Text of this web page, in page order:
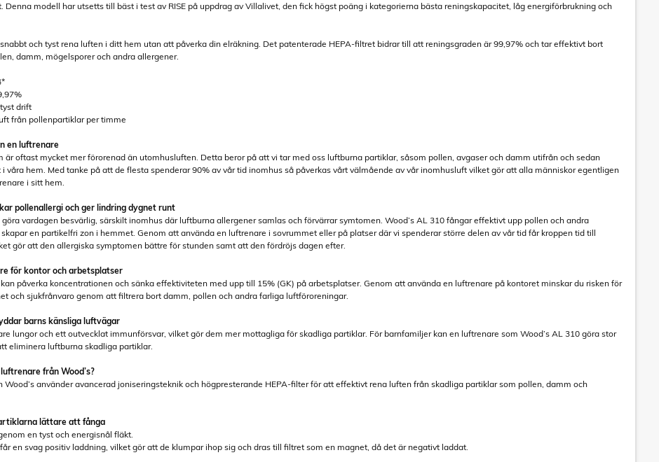
Denna modell har utsetts till bäst i test av RISE på uppdrag av Villalivet, den fick högst poäng i kategorierna bästa reningskapacitet, låg energiförbrukning och
och tyst rena luften i ditt hem utan att påverka din elräkning. Det patenterade HEPA-filtret bidrar till att reningsgraden är 99,97% och tar effektivt bort
damm, mögelsporer och andra allergener.
drift
från pollenpartiklar per timme
en luftrenare
är oftast mycket mer förorenad än utomhusluften. Detta beror på att vi tar med oss luftburna partiklar, såsom pollen, avgaser och damm utifrån och sedan
i våra hem. Med tanke på att de flesta spenderar 90% av vår tid inomhus så påverkas vårt välmående av vår inomhusluft vilket gör att alla människor egentligen
i sitt hem.
pollenallergi och ger lindring dygnet runt
vardagen besvärlig, särskilt inomhus där luftburna allergener samlas och förvärrar symtomen. Wood’s AL 310 fångar effektivt upp pollen och andra
en partikelfri zon i hemmet. Genom att använda en luftrenare i sovrummet eller på platser där vi spenderar större delen av vår tid får kroppen tid till
gör att den allergiska symptomen bättre för stunden samt att den fördröjs dagen efter.
för kontor och arbetsplatser
påverka koncentrationen och sänka effektiviteten med upp till 15% (GK) på arbetsplatser. Genom att använda en luftrenare på kontoret minskar du risken för
och sjukfrånvaro genom att filtrera bort damm, pollen och andra farliga luftföroreningar.
barns känsliga luftvägar
lungor och ett outvecklat immunförsvar, vilket gör dem mer mottagliga för skadliga partiklar. För barnfamiljer kan en luftrenare som Wood’s AL 310 göra stor
eliminera luftburna skadliga partiklar.
från Wood’s?
Wood’s använder avancerad joniseringsteknik och högpresterande HEPA-filter för att effektivt rena luften från skadliga partiklar som pollen, damm och
lättare att fånga
en tyst och energisnål fläkt.
en svag positiv laddning, vilket gör att de klumpar ihop sig och dras till filtret som en magnet, då det är negativt laddat.